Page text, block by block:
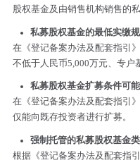
股权基金及由销售机构销售的
私募股权基金的最低实缴
在《登记备案办法及配套指引
不低于人民币5,000万元、专户
私募股权基金扩募条件可
在《登记备案办法及配套指引
仅能向既存投资者进行扩募。
强制托管的私募股权基金
根据《登记备案办法及配套指